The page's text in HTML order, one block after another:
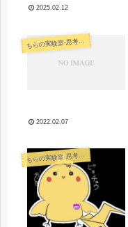
2025.02.12
ちらの実験室-思考・失敗談・リアルタイム実況等を発信します-
2022.02.07
ちらの実験室-思考・失敗談・リアルタイム実況等を発信します-